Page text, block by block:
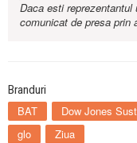
Daca esti
comunicat de presa
Branduri
BAT Dow Jones
glo
Ziua